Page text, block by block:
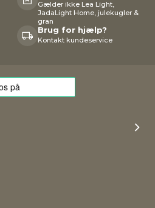
Gælder ikke Lea Light,
JadaLight Home, julekugler &
gran
Brug for hjælp?
Kontakt kundeservice